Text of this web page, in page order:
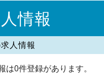
情報
人情報
0件登録があります。